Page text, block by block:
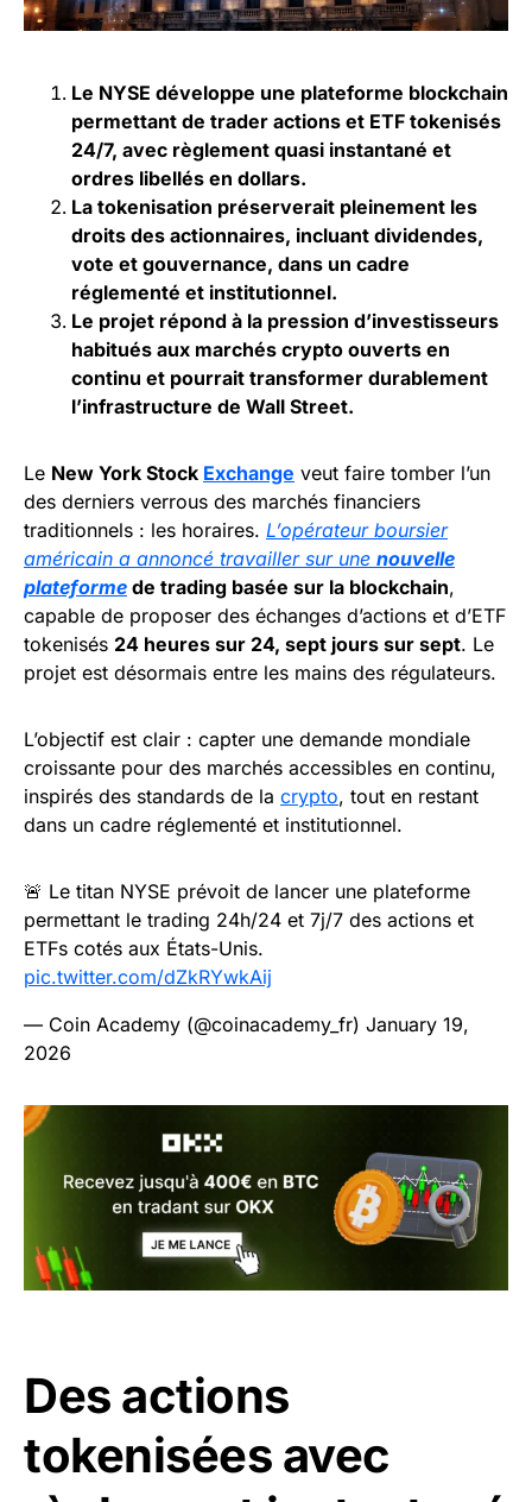
Le NYSE développe une plateforme blockchain
permettant de trader actions et ETF tokenisés
24/7, avec règlement quasi instantané et
ordres libellés en dollars.
La tokenisation préserverait pleinement les
droits des actionnaires, incluant dividendes,
vote et gouvernance, dans un cadre
réglementé et institutionnel.
Le projet répond à la pression d’investisseurs
habitués aux marchés crypto ouverts en
continu et pourrait transformer durablement
l’infrastructure de Wall Street.
Le New York Stock Exchange veut faire tomber l’un
des derniers verrous des marchés financiers
traditionnels : les horaires. L’opérateur boursier
américain a annoncé travailler sur une nouvelle
plateforme de trading basée sur la blockchain,
capable de proposer des échanges d’actions et d’ETF
tokenisés 24 heures sur 24, sept jours sur sept. Le
projet est désormais entre les mains des régulateurs.
L’objectif est clair : capter une demande mondiale
croissante pour des marchés accessibles en continu,
inspirés des standards de la crypto, tout en restant
dans un cadre réglementé et institutionnel.
🚨 Le titan NYSE prévoit de lancer une plateforme
permettant le trading 24h/24 et 7j/7 des actions et
ETFs cotés aux États-Unis.
pic.twitter.com/dZkRYwkAij
— Coin Academy (@coinacademy_fr) January 19,
2026
Des actions
tokenisées avec